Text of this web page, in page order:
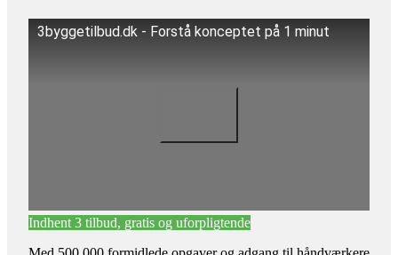
3byggetilbud.dk - Forstå konceptet på 1 minut
Indhent 3 tilbud, gratis og uforpligtende